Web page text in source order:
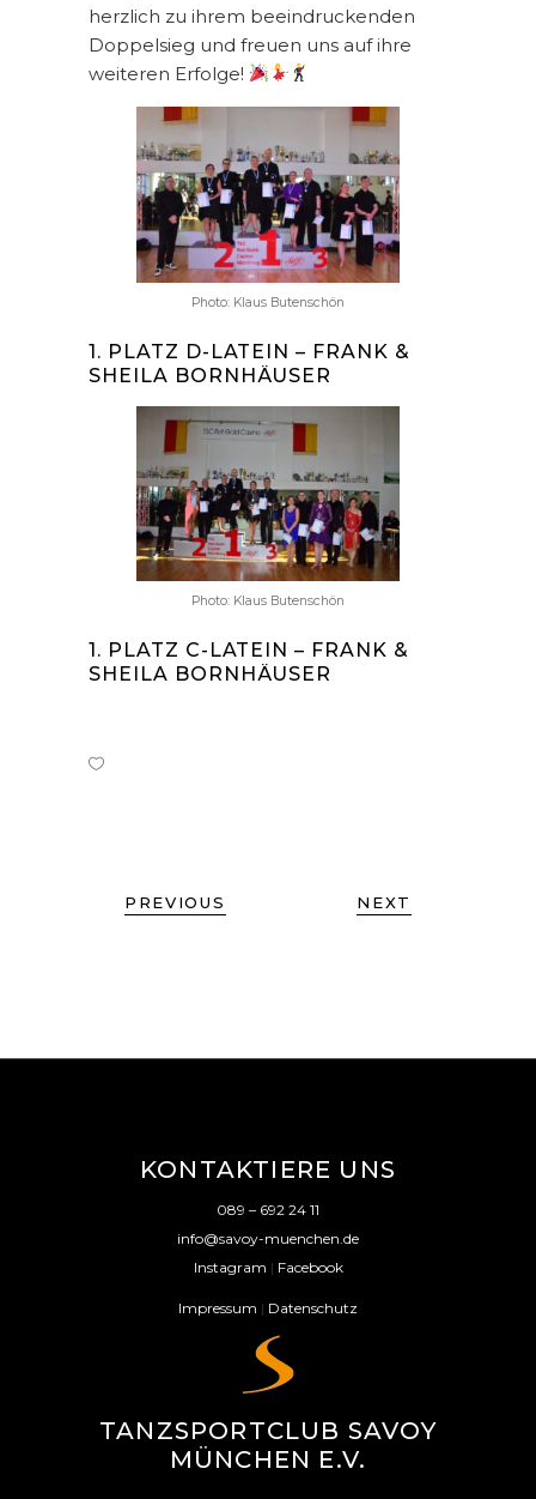
herzlich zu ihrem beeindruckenden
Doppelsieg und freuen uns auf ihre
weiteren Erfolge!
Photo: Klaus Butenschön
1. PLATZ D-LATEIN – FRANK &
SHEILA BORNHÄUSER
Photo: Klaus Butenschön
1. PLATZ C-LATEIN – FRANK &
SHEILA BORNHÄUSER
PREVIOUS NEXT
KONTAKTIERE UNS
089 – 692 24 11
info@savoy-muenchen.de
Instagram | Facebook
Impressum | Datenschutz
TANZSPORTCLUB SAVOY
MÜNCHEN E.V.